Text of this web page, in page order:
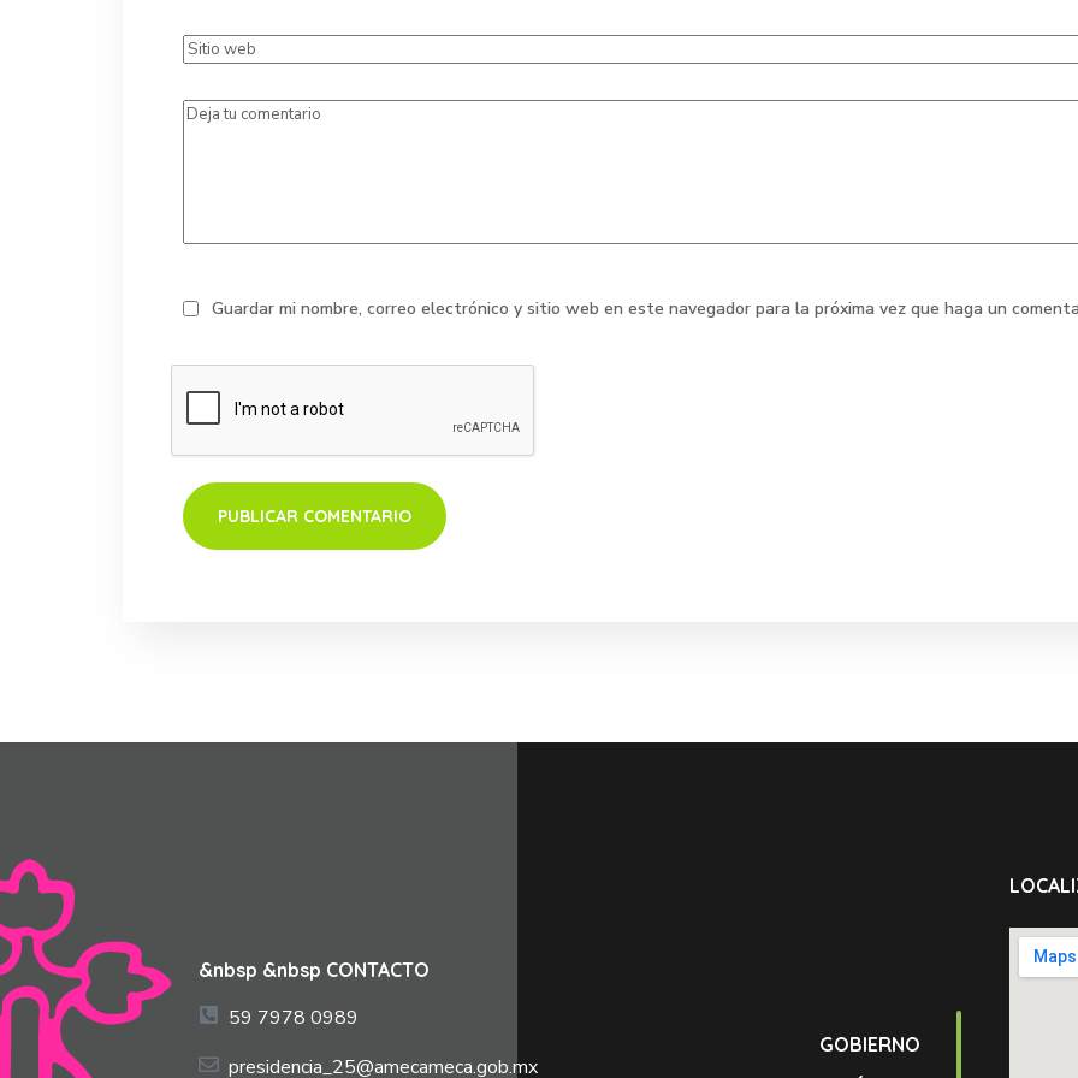
Guardar mi nombre, correo electrónico y sitio web en este navegador para la próxima vez que haga un
&nbsp &nbsp CONTACTO
59 7978 0989
presidencia_25@amecameca.gob.mx
GOBIERNO